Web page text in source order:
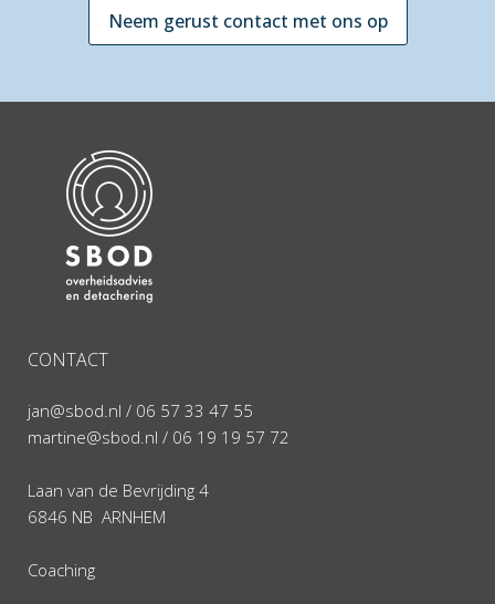
Neem gerust contact met ons op
CONTACT
jan@sbod.nl / 06 57 33 47 55
martine@sbod.nl / 06 19 19 57 72
Laan van de Bevrijding 4
6846 NB ARNHEM
Coaching